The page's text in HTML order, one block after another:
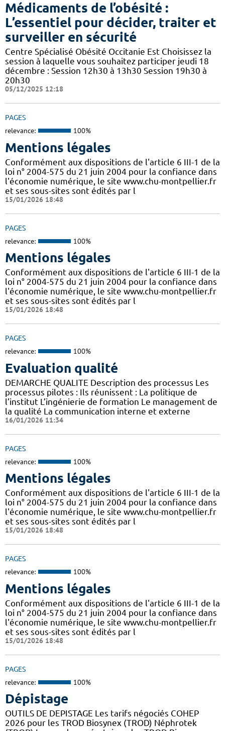
Médicaments de l’obésité :
L’essentiel pour décider, traiter et
surveiller en sécurité
Centre Spécialisé Obésité Occitanie Est Choisissez la
session à laquelle vous souhaitez participer jeudi 18
décembre : Session 12h30 à 13h30 Session 19h30 à
20h30
05/12/2025 12:18
PAGES
relevance: 100%
Mentions légales
Conformément aux dispositions de l'article 6 III-1 de la
loi n° 2004-575 du 21 juin 2004 pour la confiance dans
l'économie numérique, le site www.chu-montpellier.fr
et ses sous-sites sont édités par l
15/01/2026 18:48
PAGES
relevance: 100%
Mentions légales
Conformément aux dispositions de l'article 6 III-1 de la
loi n° 2004-575 du 21 juin 2004 pour la confiance dans
l'économie numérique, le site www.chu-montpellier.fr
et ses sous-sites sont édités par l
15/01/2026 18:48
PAGES
relevance: 100%
Evaluation qualité
DEMARCHE QUALITE Description des processus Les
processus pilotes : Ils réunissent : La politique de
l’institut L’ingénierie de formation Le management de
la qualité La communication interne et externe
16/01/2026 11:34
PAGES
relevance: 100%
Mentions légales
Conformément aux dispositions de l'article 6 III-1 de la
loi n° 2004-575 du 21 juin 2004 pour la confiance dans
l'économie numérique, le site www.chu-montpellier.fr
et ses sous-sites sont édités par l
15/01/2026 18:48
PAGES
relevance: 100%
Mentions légales
Conformément aux dispositions de l'article 6 III-1 de la
loi n° 2004-575 du 21 juin 2004 pour la confiance dans
l'économie numérique, le site www.chu-montpellier.fr
et ses sous-sites sont édités par l
15/01/2026 18:48
PAGES
relevance: 100%
Dépistage
OUTILS DE DEPISTAGE Les tarifs négociés COHEP
2026 pour les TROD Biosynex (TROD) Néphrotek